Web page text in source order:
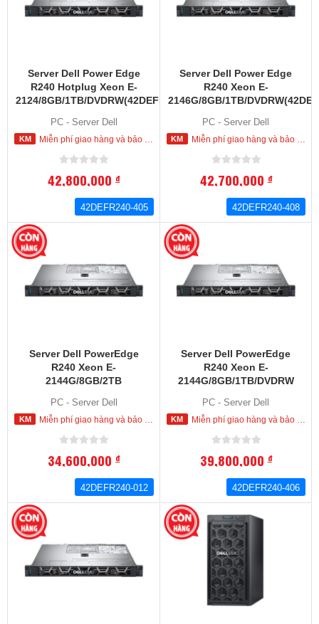
Server Dell Power Edge
R240 Hotplug Xeon E-
2124/8GB/1TB/DVDRW(42DEFR240-
PC - Server Dell
Miễn phí giao hàng và bảo hành tận nơi trong nội thành HCM
42,800,000đ
42DEFR240-405
Server Dell Power Edge
R240 Xeon E-
2146G/8GB/1TB/
PC - Server Dell
Miễn phí giao hàng và bảo hành tận nơi trong nội thành HCM
42,700,000đ
42DEFR240-408
Server Dell PowerEdge
R240 Xeon E-
2144G/8GB/2TB
PC - Server Dell
Miễn phí giao hàng và bảo hành tận nơi trong nội thành HCM
34,600,000đ
42DEFR240-012
Server Dell PowerEdge
R240 Xeon E-
2144G/8GB/1TB/DVDRW
PC - Server Dell
Miễn phí giao hàng và bảo hành tận nơi trong nội thành HCM
39,800,000đ
42DEFR240-406